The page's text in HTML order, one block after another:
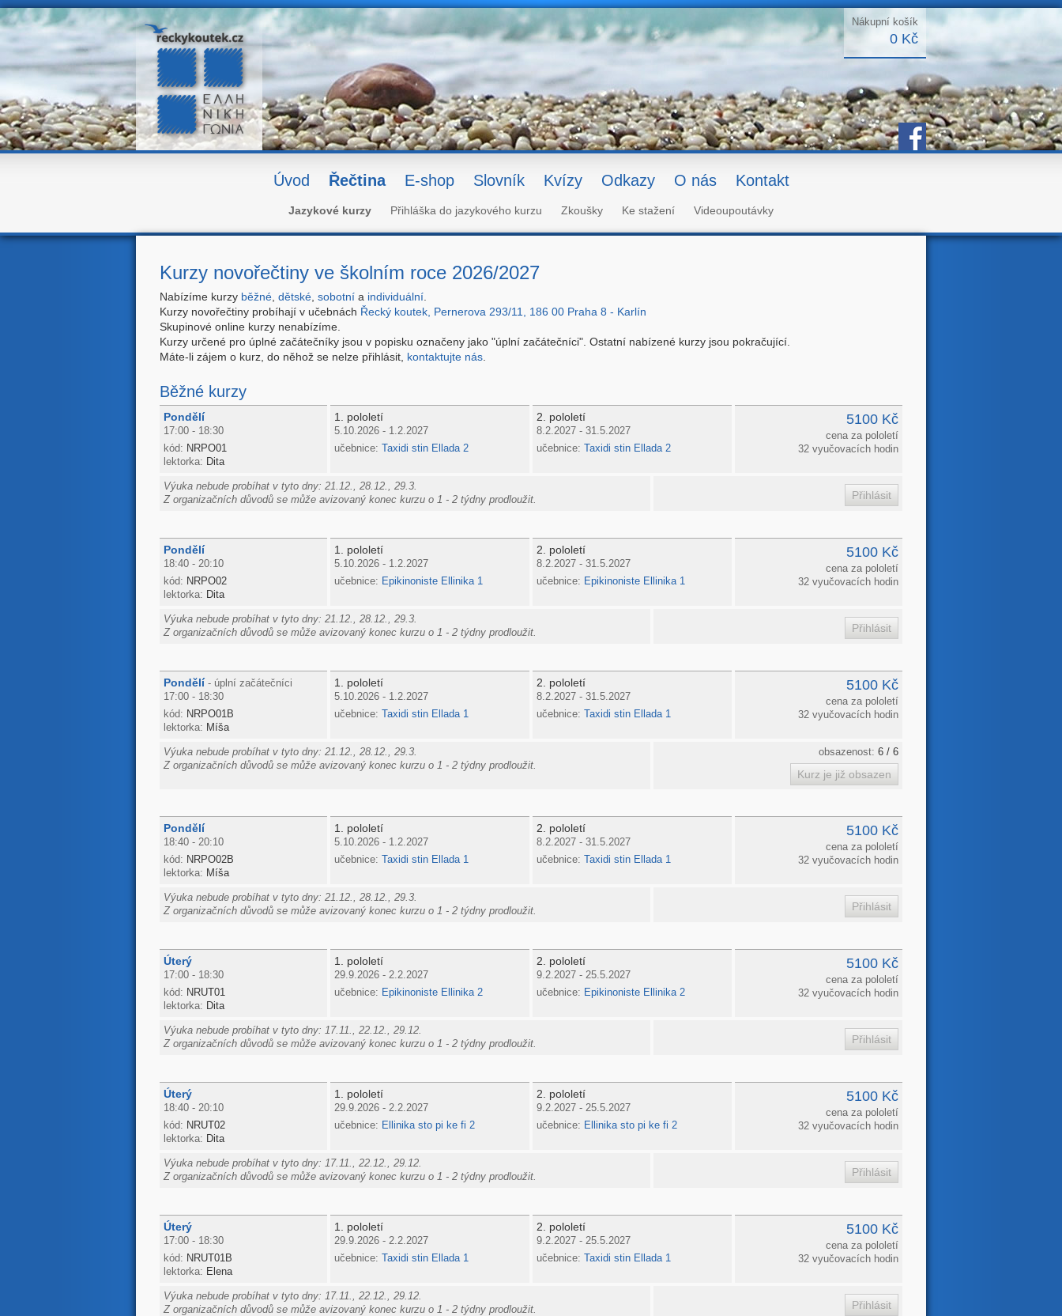
Nákupní košík
0 Kč
Úvod Řečtina E-shop Slovník Kvízy Odkazy O nás Kontakt
Jazykové kurzy Přihláška do jazykového kurzu Zkoušky Ke stažení Videoupoutávky
Kurzy novořečtiny ve školním roce 2026/2027
Nabízíme kurzy běžné dětské sobotní a individuální
Kurzy novořečtiny probíhají v učebnách Řecký koutek, Pernerova 293/11, 186 00 Praha 8 - Karlín
Skupinové online kurzy nenabízíme.
Kurzy určené pro úplné začátečníky jsou v popisku označeny jako "úplní začátečníci". Ostatní nabízené kurzy jsou pokračující.
Máte-li zájem o kurz, do něhož se nelze přihlásit, kontaktujte nás
Běžné kurzy
Pondělí
17:00 - 18:30
kód: NRPO01
lektorka: Dita
1. pololetí
5.10.2026 - 1.2.2027
učebnice:
Taxidi stin Ellada 2
2. pololetí
8.2.2027 - 31.5.2027
učebnice:
Taxidi stin Ellada 2
5100 Kč
cena za pololetí
32 vyučovacích hodin
Výuka nebude probíhat v tyto dny: 21.12., 28.12., 29.3.
Z organizačních důvodů se může avizovaný konec kurzu o 1 - 2 týdny prodloužit.
Pondělí
18:40 - 20:10
kód: NRPO02
lektorka: Dita
1. pololetí
5.10.2026 - 1.2.2027
učebnice: Epikinoniste Ellinika 1
2. pololetí
8.2.2027 - 31.5.2027
učebnice: Epikinoniste Ellinika 1
5100 Kč
cena za pololetí
32 vyučovacích hodin
Výuka nebude probíhat v tyto dny: 21.12., 28.12., 29.3.
Z organizačních důvodů se může avizovaný konec kurzu o 1 - 2 týdny prodloužit.
Pondělí - úplní začátečníci
17:00 - 18:30
kód: NRPO01B
lektorka: Míša
1. pololetí
5.10.2026 - 1.2.2027
učebnice:
Taxidi stin Ellada 1
2. pololetí
8.2.2027 - 31.5.2027
učebnice:
Taxidi stin Ellada 1
5100 Kč
cena za pololetí
32 vyučovacích hodin
Výuka nebude probíhat v tyto dny: 21.12., 28.12., 29.3.
Z organizačních důvodů se může avizovaný konec kurzu o 1 - 2 týdny prodloužit.
obsazenost: 6 / 6
Pondělí
18:40 - 20:10
kód: NRPO02B
lektorka: Míša
1. pololetí
5.10.2026 - 1.2.2027
učebnice:
Taxidi stin Ellada 1
2. pololetí
8.2.2027 - 31.5.2027
učebnice:
Taxidi stin Ellada 1
5100 Kč
cena za pololetí
32 vyučovacích hodin
Výuka nebude probíhat v tyto dny: 21.12., 28.12., 29.3.
Z organizačních důvodů se může avizovaný konec kurzu o 1 - 2 týdny prodloužit.
Úterý
17:00 - 18:30
kód: NRUT01
lektorka: Dita
1. pololetí
29.9.2026 - 2.2.2027
učebnice: Epikinoniste Ellinika 2
2. pololetí
9.2.2027 - 25.5.2027
učebnice: Epikinoniste Ellinika 2
5100 Kč
cena za pololetí
32 vyučovacích hodin
Výuka nebude probíhat v tyto dny: 17.11., 22.12., 29.12.
Z organizačních důvodů se může avizovaný konec kurzu o 1 - 2 týdny prodloužit.
Úterý
18:40 - 20:10
kód: NRUT02
lektorka: Dita
1. pololetí
29.9.2026 - 2.2.2027
učebnice: Ellinika sto pi ke fi 2
2. pololetí
9.2.2027 - 25.5.2027
učebnice: Ellinika sto pi ke fi 2
5100 Kč
cena za pololetí
32 vyučovacích hodin
Výuka nebude probíhat v tyto dny: 17.11., 22.12., 29.12.
Z organizačních důvodů se může avizovaný konec kurzu o 1 - 2 týdny prodloužit.
Úterý
17:00 - 18:30
kód: NRUT01B
lektorka: Elena
1. pololetí
29.9.2026 - 2.2.2027
učebnice:
Taxidi stin Ellada 1
2. pololetí
9.2.2027 - 25.5.2027
učebnice:
Taxidi stin Ellada 1
5100 Kč
cena za pololetí
32 vyučovacích hodin
Výuka nebude probíhat v tyto dny: 17.11., 22.12., 29.12.
Z organizačních důvodů se může avizovaný konec kurzu o 1 - 2 týdny prodloužit.